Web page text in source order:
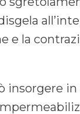
e la
insorgere in